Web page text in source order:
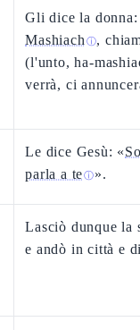
Gli dice la
Mashiach ⓘ,
(l'unto, ha-
verrà, ci
Le dice Gesù: «
parla a teⓘ».
Lasciò dunque la
e andò in città e